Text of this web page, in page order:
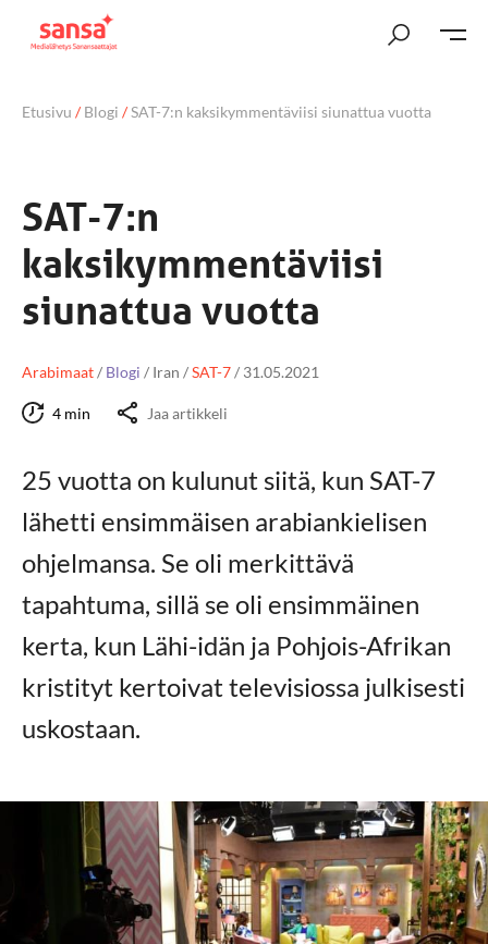
Etusivu /Blogi /SAT-7:n kaksikymmentäviisi siunattua vuotta
SAT-7:n
kaksikymmentäviisi
siunattua vuotta
Arabimaat/ Blogi / Iran /SAT-7/ 31.05.2021
4 min Jaa artikkeli
25 vuotta on kulunut siitä, kun SAT-7
lähetti ensimmäisen arabiankielisen
ohjelmansa. Se oli merkittävä
tapahtuma, sillä se oli ensimmäinen
kerta, kun Lähi-idän ja Pohjois-Afrikan
kristityt kertoivat televisiossa julkisesti
uskostaan.